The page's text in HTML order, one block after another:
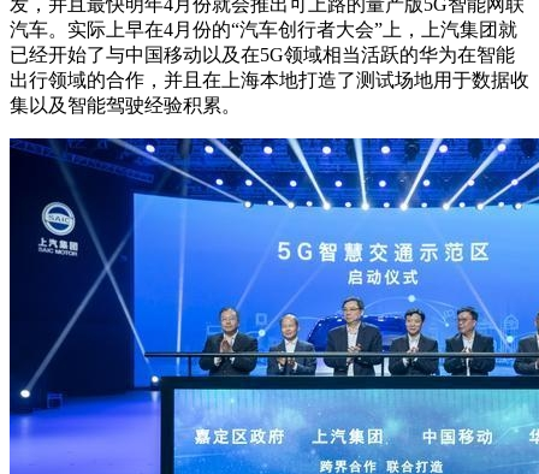
发，并且最快明年4月份就会推出可上路的量产版5G智能网联
汽车。实际上早在4月份的“汽车创行者大会”上，上汽集团就
已经开始了与中国移动以及在5G领域相当活跃的华为在智能
出行领域的合作，并且在上海本地打造了测试场地用于数据收
集以及智能驾驶经验积累。